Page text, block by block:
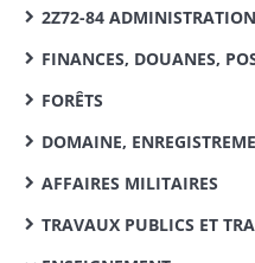
2Z72-84 ADMINISTRATION ET
FINANCES, DOUANES,
FORÊTS
DOMAINE,
AFFAIRES MILITAIRES
TRAVAUX PUBLICS ET